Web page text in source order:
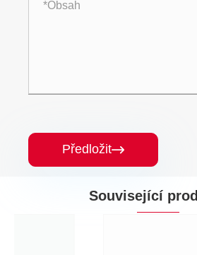
Předložit
Související